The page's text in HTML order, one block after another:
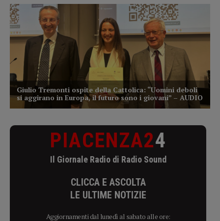
PIACENZA24
Il Giornale Radio di Radio Sound
CLICCA E ASCOLTA
LE ULTIME NOTIZIE
Aggiornamenti dal lunedì al sabato alle ore: